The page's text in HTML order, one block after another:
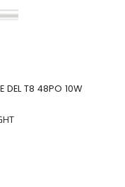
DEL T8 48PO 10W